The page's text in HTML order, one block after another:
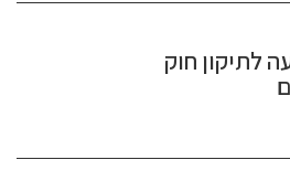
לתיקון חוק